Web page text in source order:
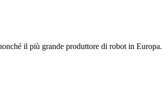
il più grande produttore di robot in Europa.